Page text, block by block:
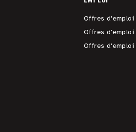
Offres
Offres
Offres